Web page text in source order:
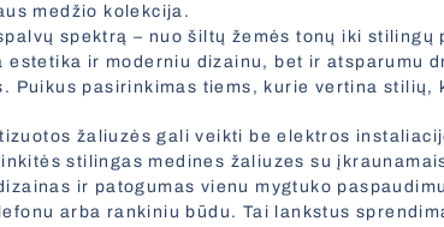
medžio kolekcija.
spektrą – nuo šiltų žemės tonų iki stilingų
ir moderniu dizainu, bet ir atsparumu
Puikus pasirinkimas tiems, kurie vertina stilių,
žaliuzės gali veikti be elektros
stilingas medines žaliuzes su
ir patogumas vienu mygtuko
arba rankiniu būdu. Tai lankstus